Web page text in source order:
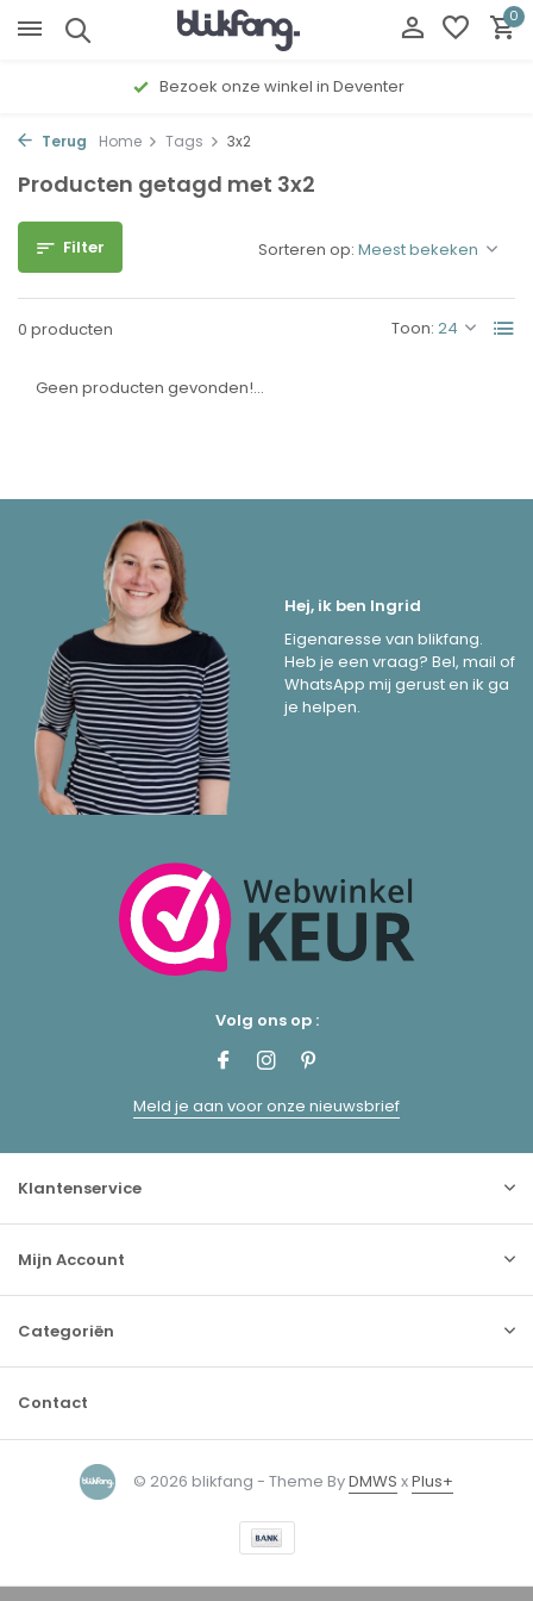
0
Bezoek onze winkel in Deventer
Terug Home Tags 3x2
Producten getagd met 3x2
Filter
0 producten Toon:
Sorteren op:
Geen producten gevonden!...
Hej, ik ben Ingrid
Eigenaresse van blikfang.
Heb je een vraag? Bel, mail of
WhatsApp mij gerust en ik ga
je helpen.
Volg ons op :
Meld je aan voor onze nieuwsbrief
Klantenservice
Mijn Account
Categoriën
Contact
© 2026 blikfang - Theme ByDMWS xPlus+